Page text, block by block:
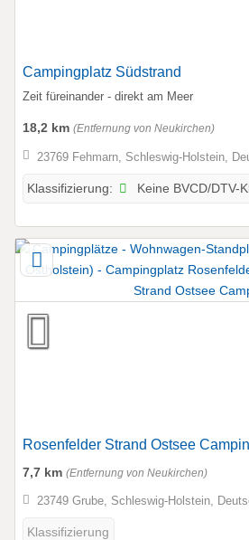
Campingplatz Südstrand
Zeit füreinander - direkt am Meer
18,2 km (Entfernung von Neukirchen)
23769 Fehmarn, Schleswig-Holstein,
Klassifizierung: Keine BVCD/DTV-
Rosenfelder Strand Ostsee
7,7 km (Entfernung von Neukirchen)
23749 Grube, Schleswig-Holstein,
Klassifizierung